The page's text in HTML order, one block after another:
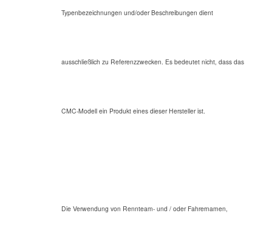
Typenbezeichnungen und/oder Beschreibungen dient
ausschließlich zu Referenzzwecken. Es bedeutet nicht, dass das
CMC-Modell ein Produkt eines dieser Hersteller ist.
Die Verwendung von Rennteam- und / oder Fahrernamen,